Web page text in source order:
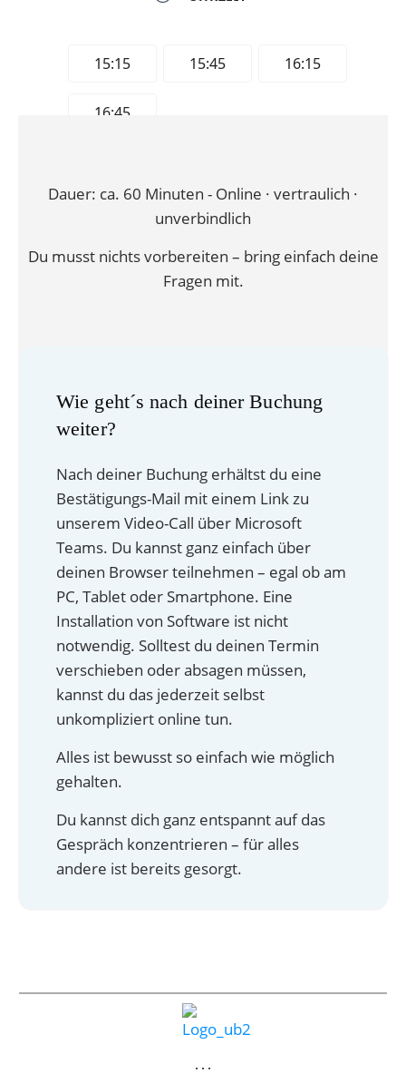
Dauer: ca. 60 Minuten - Online · vertraulich ·
unverbindlich
Du musst nichts vorbereiten – bring einfach deine
Fragen mit.
Wie geht´s nach deiner Buchung
weiter?
Nach deiner Buchung erhältst du eine
Bestätigungs-Mail mit einem Link zu
unserem Video-Call über Microsoft
Teams. Du kannst ganz einfach über
deinen Browser teilnehmen – egal ob am
PC, Tablet oder Smartphone. Eine
Installation von Software ist nicht
notwendig. Solltest du deinen Termin
verschieben oder absagen müssen,
kannst du das jederzeit selbst
unkompliziert online tun.
Alles ist bewusst so einfach wie möglich
gehalten.
Du kannst dich ganz entspannt auf das
Gespräch konzentrieren – für alles
andere ist bereits gesorgt.